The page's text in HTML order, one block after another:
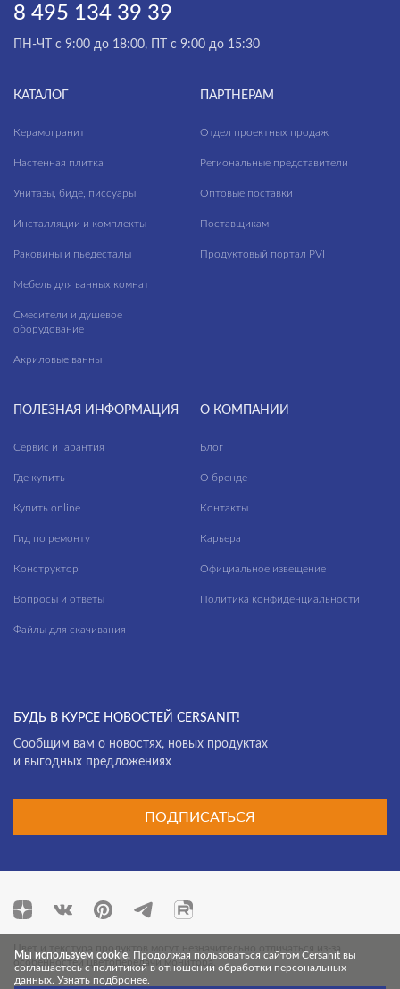
8 495 134 39 39
ПН-ЧТ с 9:00 до 18:00, ПТ с 9:00 до 15:30
КАТАЛОГ
Керамогранит
Настенная плитка
Унитазы, биде, писсуары
Инсталляции и комплекты
Раковины и пьедесталы
Мебель для ванных комнат
Смесители и душевое
оборудование
Акриловые ванны
ПАРТНЕРАМ
Отдел проектных продаж
Региональные представители
Оптовые поставки
Поставщикам
Продуктовый портал PVI
ПОЛЕЗНАЯ ИНФОРМАЦИЯ
Сервис и Гарантия
Где купить
Купить online
Гид по ремонту
Конструктор
Вопросы и ответы
Файлы для скачивания
О КОМПАНИИ
Блог
О бренде
Контакты
Карьера
Официальное извещение
Политика конфиденциальности
БУДЬ В КУРСЕ НОВОСТЕЙ CERSANIT!
Cообщим вам о новостях, новых продуктах
и выгодных предложениях
ПОДПИСАТЬСЯ
Цвет и текстура продуктов могут незначительно отличаться из-за
особенностей цветопередачи монитора.
Мы используем cookie. Продолжая пользоваться сайтом Cersanit вы
соглашаетесь с политикой в отношении обработки персональных
данных. Узнать подбронее